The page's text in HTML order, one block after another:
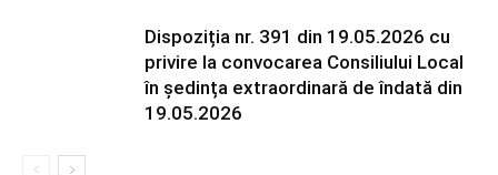
Dispoziția nr. 391 din 19.05.2026 cu
privire la convocarea Consiliului Local
în ședința extraordinară de îndată din
19.05.2026